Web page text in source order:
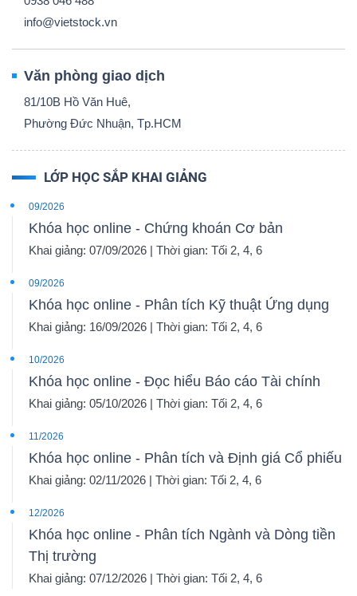
info@vietstock.vn
Văn phòng giao dịch
81/10B Hồ Văn Huê,
Phường Đức Nhuận, Tp.HCM
LỚP HỌC SẮP KHAI GIẢNG
09/2026
Khóa học online - Chứng khoán Cơ bản
Khai giảng: 07/09/2026 | Thời gian: Tối 2, 4, 6
09/2026
Khóa học online - Phân tích Kỹ thuật Ứng dụng
Khai giảng: 16/09/2026 | Thời gian: Tối 2, 4, 6
10/2026
Khóa học online - Đọc hiểu Báo cáo Tài chính
Khai giảng: 05/10/2026 | Thời gian: Tối 2, 4, 6
11/2026
Khóa học online - Phân tích và Định giá Cổ phiếu
Khai giảng: 02/11/2026 | Thời gian: Tối 2, 4, 6
12/2026
Khóa học online - Phân tích Ngành và Dòng tiền
Thị trường
Khai giảng: 07/12/2026 | Thời gian: Tối 2, 4, 6